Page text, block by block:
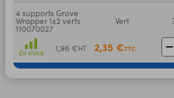
4 supports Grove
Wrapper 1x2 verts
110070027
Vert
En stock 1,96 €HT 2,35 €TTC